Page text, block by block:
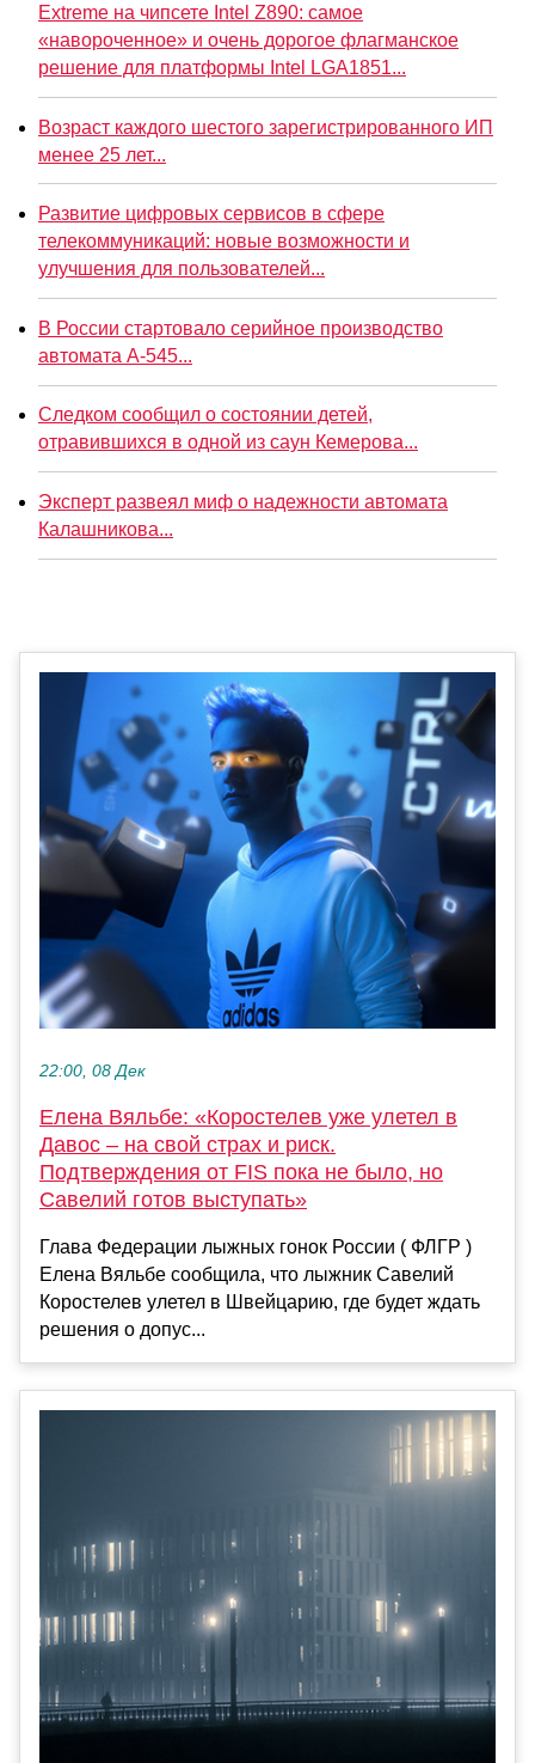
Extreme на чипсете Intel Z890: самое
«навороченное» и очень дорогое флагманское
решение для платформы Intel LGA1851...
Возраст каждого шестого зарегистрированного ИП
менее 25 лет...
Развитие цифровых сервисов в сфере
телекоммуникаций: новые возможности и
улучшения для пользователей...
В России стартовало серийное производство
автомата А-545...
Следком сообщил о состоянии детей,
отравившихся в одной из саун Кемерова...
Эксперт развеял миф о надежности автомата
Калашникова...
22:00, 08 Дек
Елена Вяльбе: «Коростелев уже улетел в
Давос – на свой страх и риск.
Подтверждения от FIS пока не было, но
Савелий готов выступать»
Глава Федерации лыжных гонок России ( ФЛГР )
Елена Вяльбе сообщила, что лыжник Савелий
Коростелев улетел в Швейцарию, где будет ждать
решения о допус...